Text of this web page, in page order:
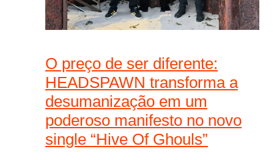
O preço de ser diferente:
HEADSPAWN transforma a
desumanização em um
poderoso manifesto no novo
single “Hive Of Ghouls”